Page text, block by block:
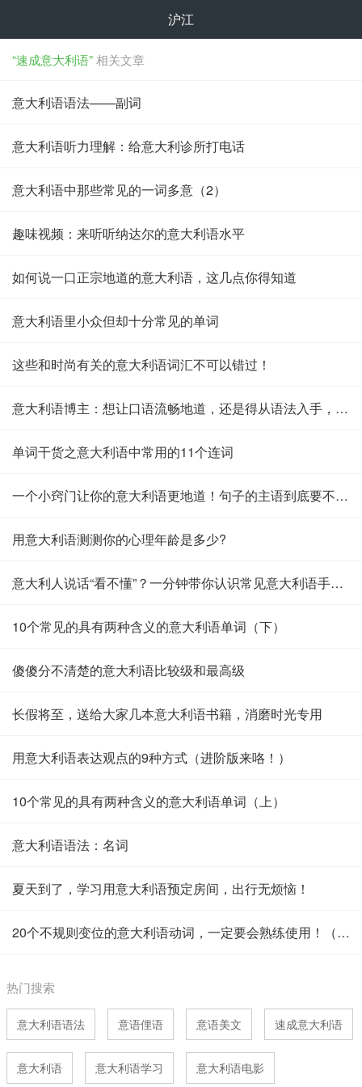
沪江
“速成意大利语”相关文章
意大利语语法——副词
意大利语听力理解：给意大利诊所打电话
意大利语中那些常见的一词多意（2）
趣味视频：来听听纳达尔的意大利语水平
如何说一口正宗地道的意大利语，这几点你得知道
意大利语里小众但却十分常见的单词
这些和时尚有关的意大利语词汇不可以错过！
意大利语博主：想让口语流畅地道，还是得从语法入手，但又有点不一样
单词干货之意大利语中常用的11个连词
一个小窍门让你的意大利语更地道！句子的主语到底要不要省略？
用意大利语测测你的心理年龄是多少?
意大利人说话“看不懂”？一分钟带你认识常见意大利语手势！
10个常见的具有两种含义的意大利语单词（下）
傻傻分不清楚的意大利语比较级和最高级
长假将至，送给大家几本意大利语书籍，消磨时光专用
用意大利语表达观点的9种方式（进阶版来咯！）
10个常见的具有两种含义的意大利语单词（上）
意大利语语法：名词
夏天到了，学习用意大利语预定房间，出行无烦恼！
20个不规则变位的意大利语动词，一定要会熟练使用！（下）
热门搜索
意大利语语法 意语俚语 意语美文 速成意大利语
意大利语 意大利语学习 意大利语电影